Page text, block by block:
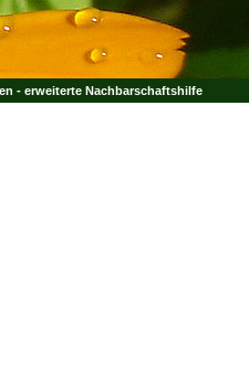
- erweiterte Nachbarschaftshilfe